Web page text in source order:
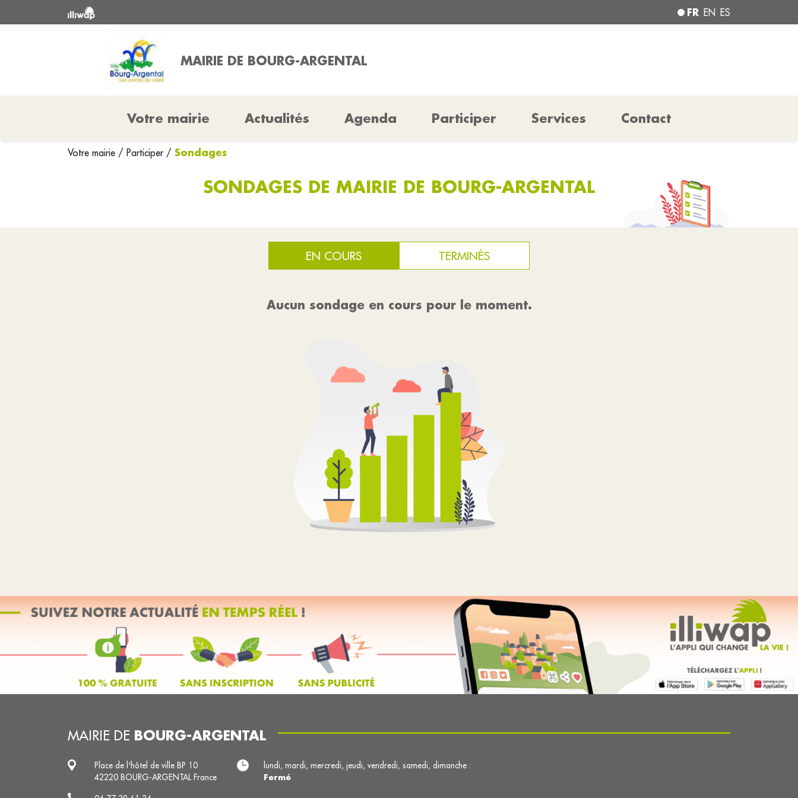
FR EN ES
MAIRIE DE BOURG-ARGENTAL
Votre mairie Actualités Agenda Participer Services Contact
Votre mairie / Participer/ Sondages
SONDAGES DE MAIRIE DE BOURG-ARGENTAL
EN COURS TERMINÉS
Aucun sondage en cours pour le moment.
MAIRIE DE BOURG-ARGENTAL
Place de l'hôtel de ville BP 10
42220 BOURG-ARGENTAL France
lundi, mardi, mercredi, jeudi, vendredi, samedi, dimanche :
Fermé